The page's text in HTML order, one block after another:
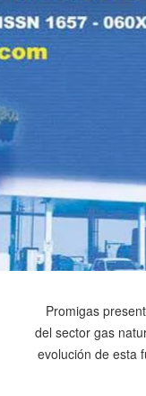
Promigas
del sector gas
evolución de esta